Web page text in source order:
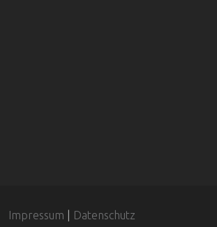
Impressum Datenschutz